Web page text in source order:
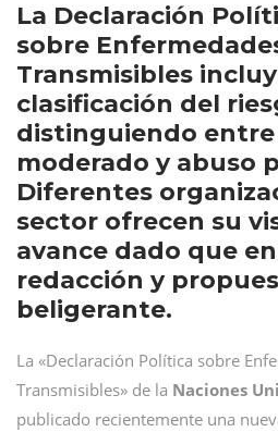
La Declaración
sobre
Transmisibles
clasificación del
distinguiendo
moderado y abuso
Diferentes
sector ofrecen su
avance dado que
redacción y
beligerante.
La «Declaración Política sobre
Transmisibles» de la Naciones
publicado recientemente una